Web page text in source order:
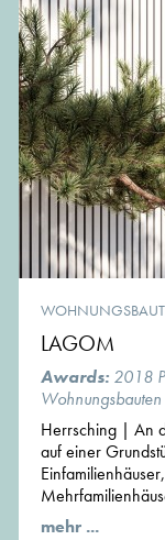
LAGOM
Awards: 2018
Wohnungsbauten
Herrsching | An
auf einer
mehr ...